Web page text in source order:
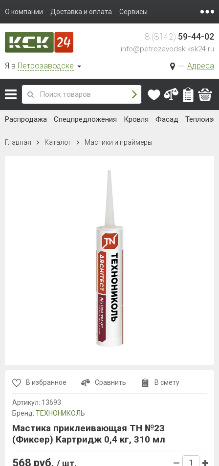
О компании Доставка и оплата Сервисы
Я в Петрозаводске Адреса
8 (8142) 59-44-02
info@petrozavodsk.ksk24.ru
Распродажа Спецпредложения Кровля Фасад
Главная Каталог Мастики и праймеры
В избранное Сравнить В смету
Артикул: 13693
Бренд: ТЕХНОНИКОЛЬ
Мастика приклеивающая ТН №23
(Фиксер) Картридж 0,4 кг, 310 мл
568 руб. / шт.